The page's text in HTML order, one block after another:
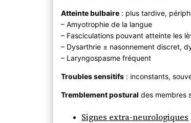
Atteinte bulbaire : plus tardive,
– Amyotrophie de la langue
– Fasciculations pouvant atteinte les
– Dysarthrie ± nasonnement discret,
– Laryngospasme fréquent
Troubles sensitifs : inconstants,
Tremblement postural des membres
Signes extra-neurologiques